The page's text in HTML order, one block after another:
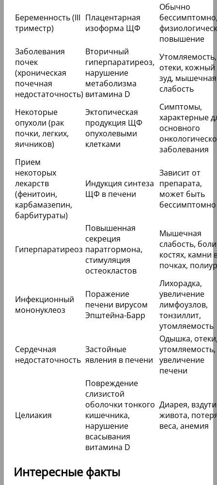
Беременность (III
триместр)
Плацентарная
изоформа ЩФ
Обычно
повышение
Заболевания
почек
(хроническая
почечная
недостаточность)
Вторичный
гиперпаратиреоз,
нарушение
метаболизма
витамина D
Утомляемость,
отеки, кожный
зуд, мышечная
слабость
Некоторые
опухоли (рак
почки, легких,
яичников)
Эктопическая
продукция ЩФ
опухолевыми
клетками
Симптомы,
характерные
основного
заболевания
Прием
некоторых
лекарств
(фенитоин,
карбамазепин,
барбитураты)
Индукция синтеза
ЩФ в печени
Зависит от
препарата,
может быть
бессимптомно
Гиперпаратиреоз
Повышенная
секреция
паратгормона,
стимуляция
остеокластов
Мышечная
слабость,
костях, камни
почках,
Инфекционный
мононуклеоз
Поражение
печени вирусом
Эпштейна-Барр
Лихорадка,
увеличение
лимфоузлов,
тонзиллит,
утомляемость
Сердечная
недостаточность
Застойные
явления в печени
Одышка,
утомляемость,
увеличение
печени
Целиакия
Повреждение
слизистой
оболочки тонкого
кишечника,
нарушение
всасывания
витамина D
Диарея,
живота,
веса, анемия
Интересные факты